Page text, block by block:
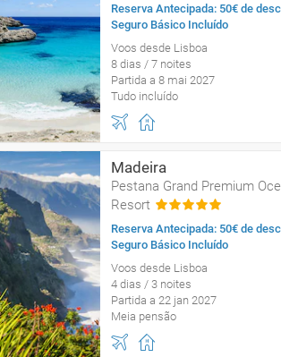
Reserva Antecipada: 50€ de
Seguro Básico Incluído
Voos desde Lisboa
8 dias / 7 noites
Partida a 8 mai 2027
Tudo incluído
Madeira
Pestana Grand Premium
Resort
Reserva Antecipada: 50€ de
Seguro Básico Incluído
Voos desde Lisboa
4 dias / 3 noites
Partida a 22 jan 2027
Meia pensão